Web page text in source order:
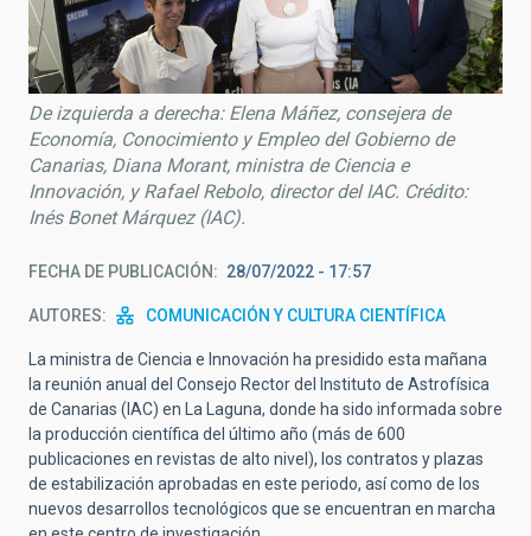
De izquierda a derecha: Elena Máñez, consejera de
Economía, Conocimiento y Empleo del Gobierno de
Canarias, Diana Morant, ministra de Ciencia e
Innovación, y Rafael Rebolo, director del IAC. Crédito:
Inés Bonet Márquez (IAC).
FECHA DE PUBLICACIÓN 28/07/2022 - 17:57
AUTORES COMUNICACIÓN Y CULTURA CIENTÍFICA
La ministra de Ciencia e Innovación ha presidido esta mañana
la reunión anual del Consejo Rector del Instituto de Astrofísica
de Canarias (IAC) en La Laguna, donde ha sido informada sobre
la producción científica del último año (más de 600
publicaciones en revistas de alto nivel), los contratos y plazas
de estabilización aprobadas en este periodo, así como de los
nuevos desarrollos tecnológicos que se encuentran en marcha